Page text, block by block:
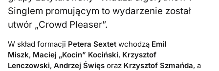
Singlem promującym to wydarzenie został
utwór „Crowd Pleaser”.
W skład formacji Petera Sextet wchodzą Emil
Miszk, Maciej „Kocin” Kociński, Krzysztof
Lenczowski,Andrzej Święs oraz Krzysztof Szmańda, a